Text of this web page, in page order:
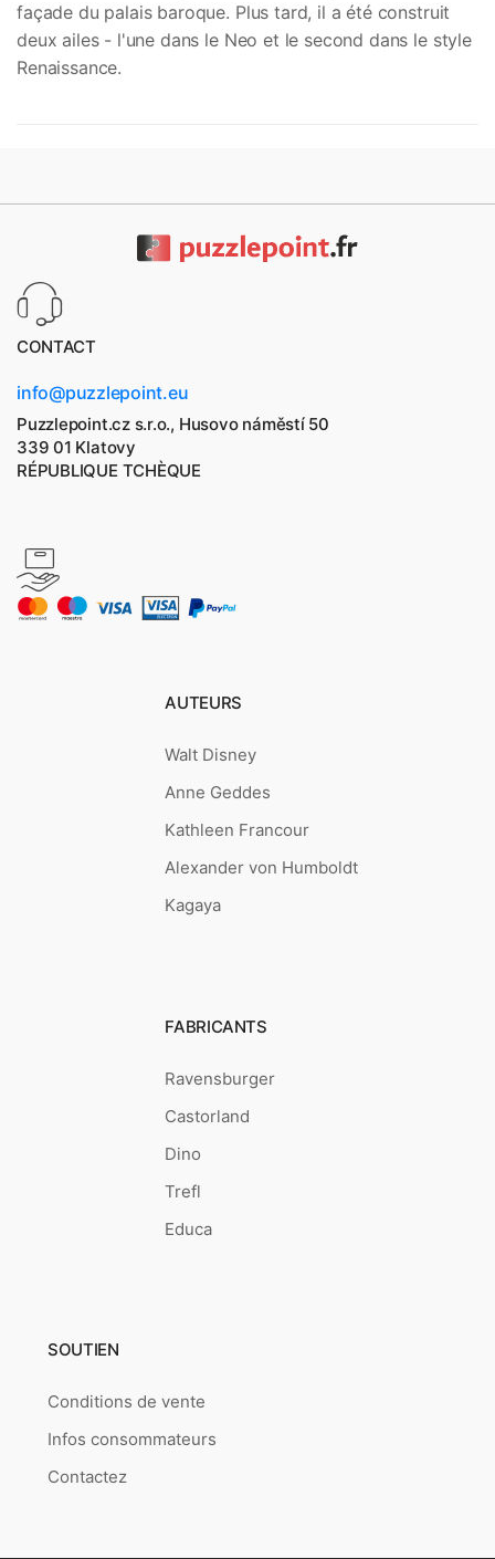
façade du palais baroque. Plus tard, il a été construit
deux ailes - l'une dans le Neo et le second dans le style
Renaissance.
CONTACT
info@puzzlepoint.eu
Puzzlepoint.cz s.r.o., Husovo náměstí 50
339 01 Klatovy
RÉPUBLIQUE TCHÈQUE
AUTEURS
Walt Disney
Anne Geddes
Kathleen Francour
Alexander von Humboldt
Kagaya
FABRICANTS
Ravensburger
Castorland
Dino
Trefl
Educa
SOUTIEN
Conditions de vente
Infos consommateurs
Contactez